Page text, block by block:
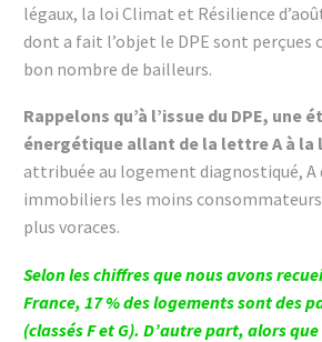
légaux, la loi Climat et Résilience
dont a fait l’objet le DPE sont perçues
bon nombre de bailleurs.
Rappelons qu’à l’issue du DPE, une
énergétique allant de la lettre A à la
attribuée au logement diagnostiqué, A
immobiliers les moins consommateurs
plus voraces.
Selon les chiffres que nous avons
France, 17 % des logements sont des
(classés F et G). D’autre part, alors